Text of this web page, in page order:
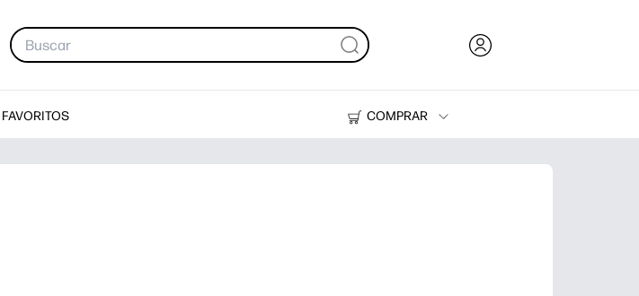
FAVORITOS
COMPRAR
Impresoras